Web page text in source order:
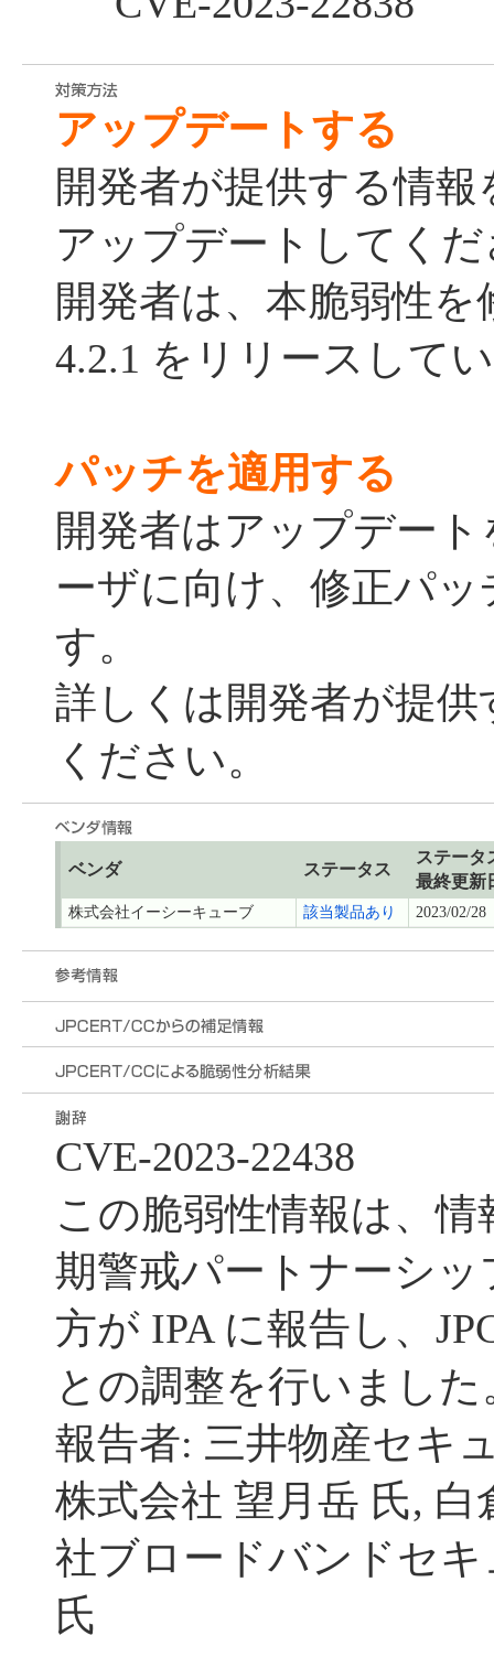
アップデートする
開発者が提供する情
アップデートしてく
開発者は、本脆弱性を
4.2.1 をリリースして
パッチを適用する
開発者はアップデー
ーザに向け、修正パ
す。
詳しくは開発者が提
ください。
ベンダ ステータス
ステータ
最終更新
株式会社イーシーキューブ 該当製品あり 2023/02/28
CVE-2023-22438
この脆弱性情報は、
期警戒パートナーシ
方が IPA に報告し、
との調整を行いました
報告者: 三井物産セキ
株式会社 望月岳 氏, 白
社ブロードバンドセ
氏